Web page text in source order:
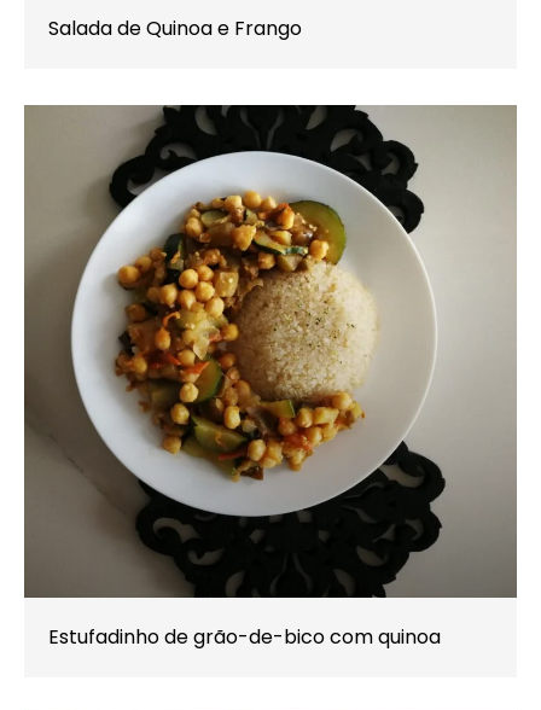
Salada de Quinoa e Frango
Estufadinho de grão-de-bico com quinoa